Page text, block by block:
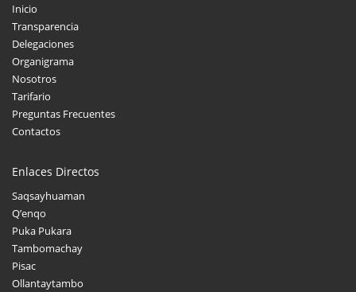
Inicio
Transparencia
Delegaciones
Organigrama
Nosotros
Tarifario
Preguntas Frecuentes
Contactos
Enlaces Directos
Saqsayhuaman
Q’enqo
Puka Pukara
Tambomachay
Pisac
Ollantaytambo